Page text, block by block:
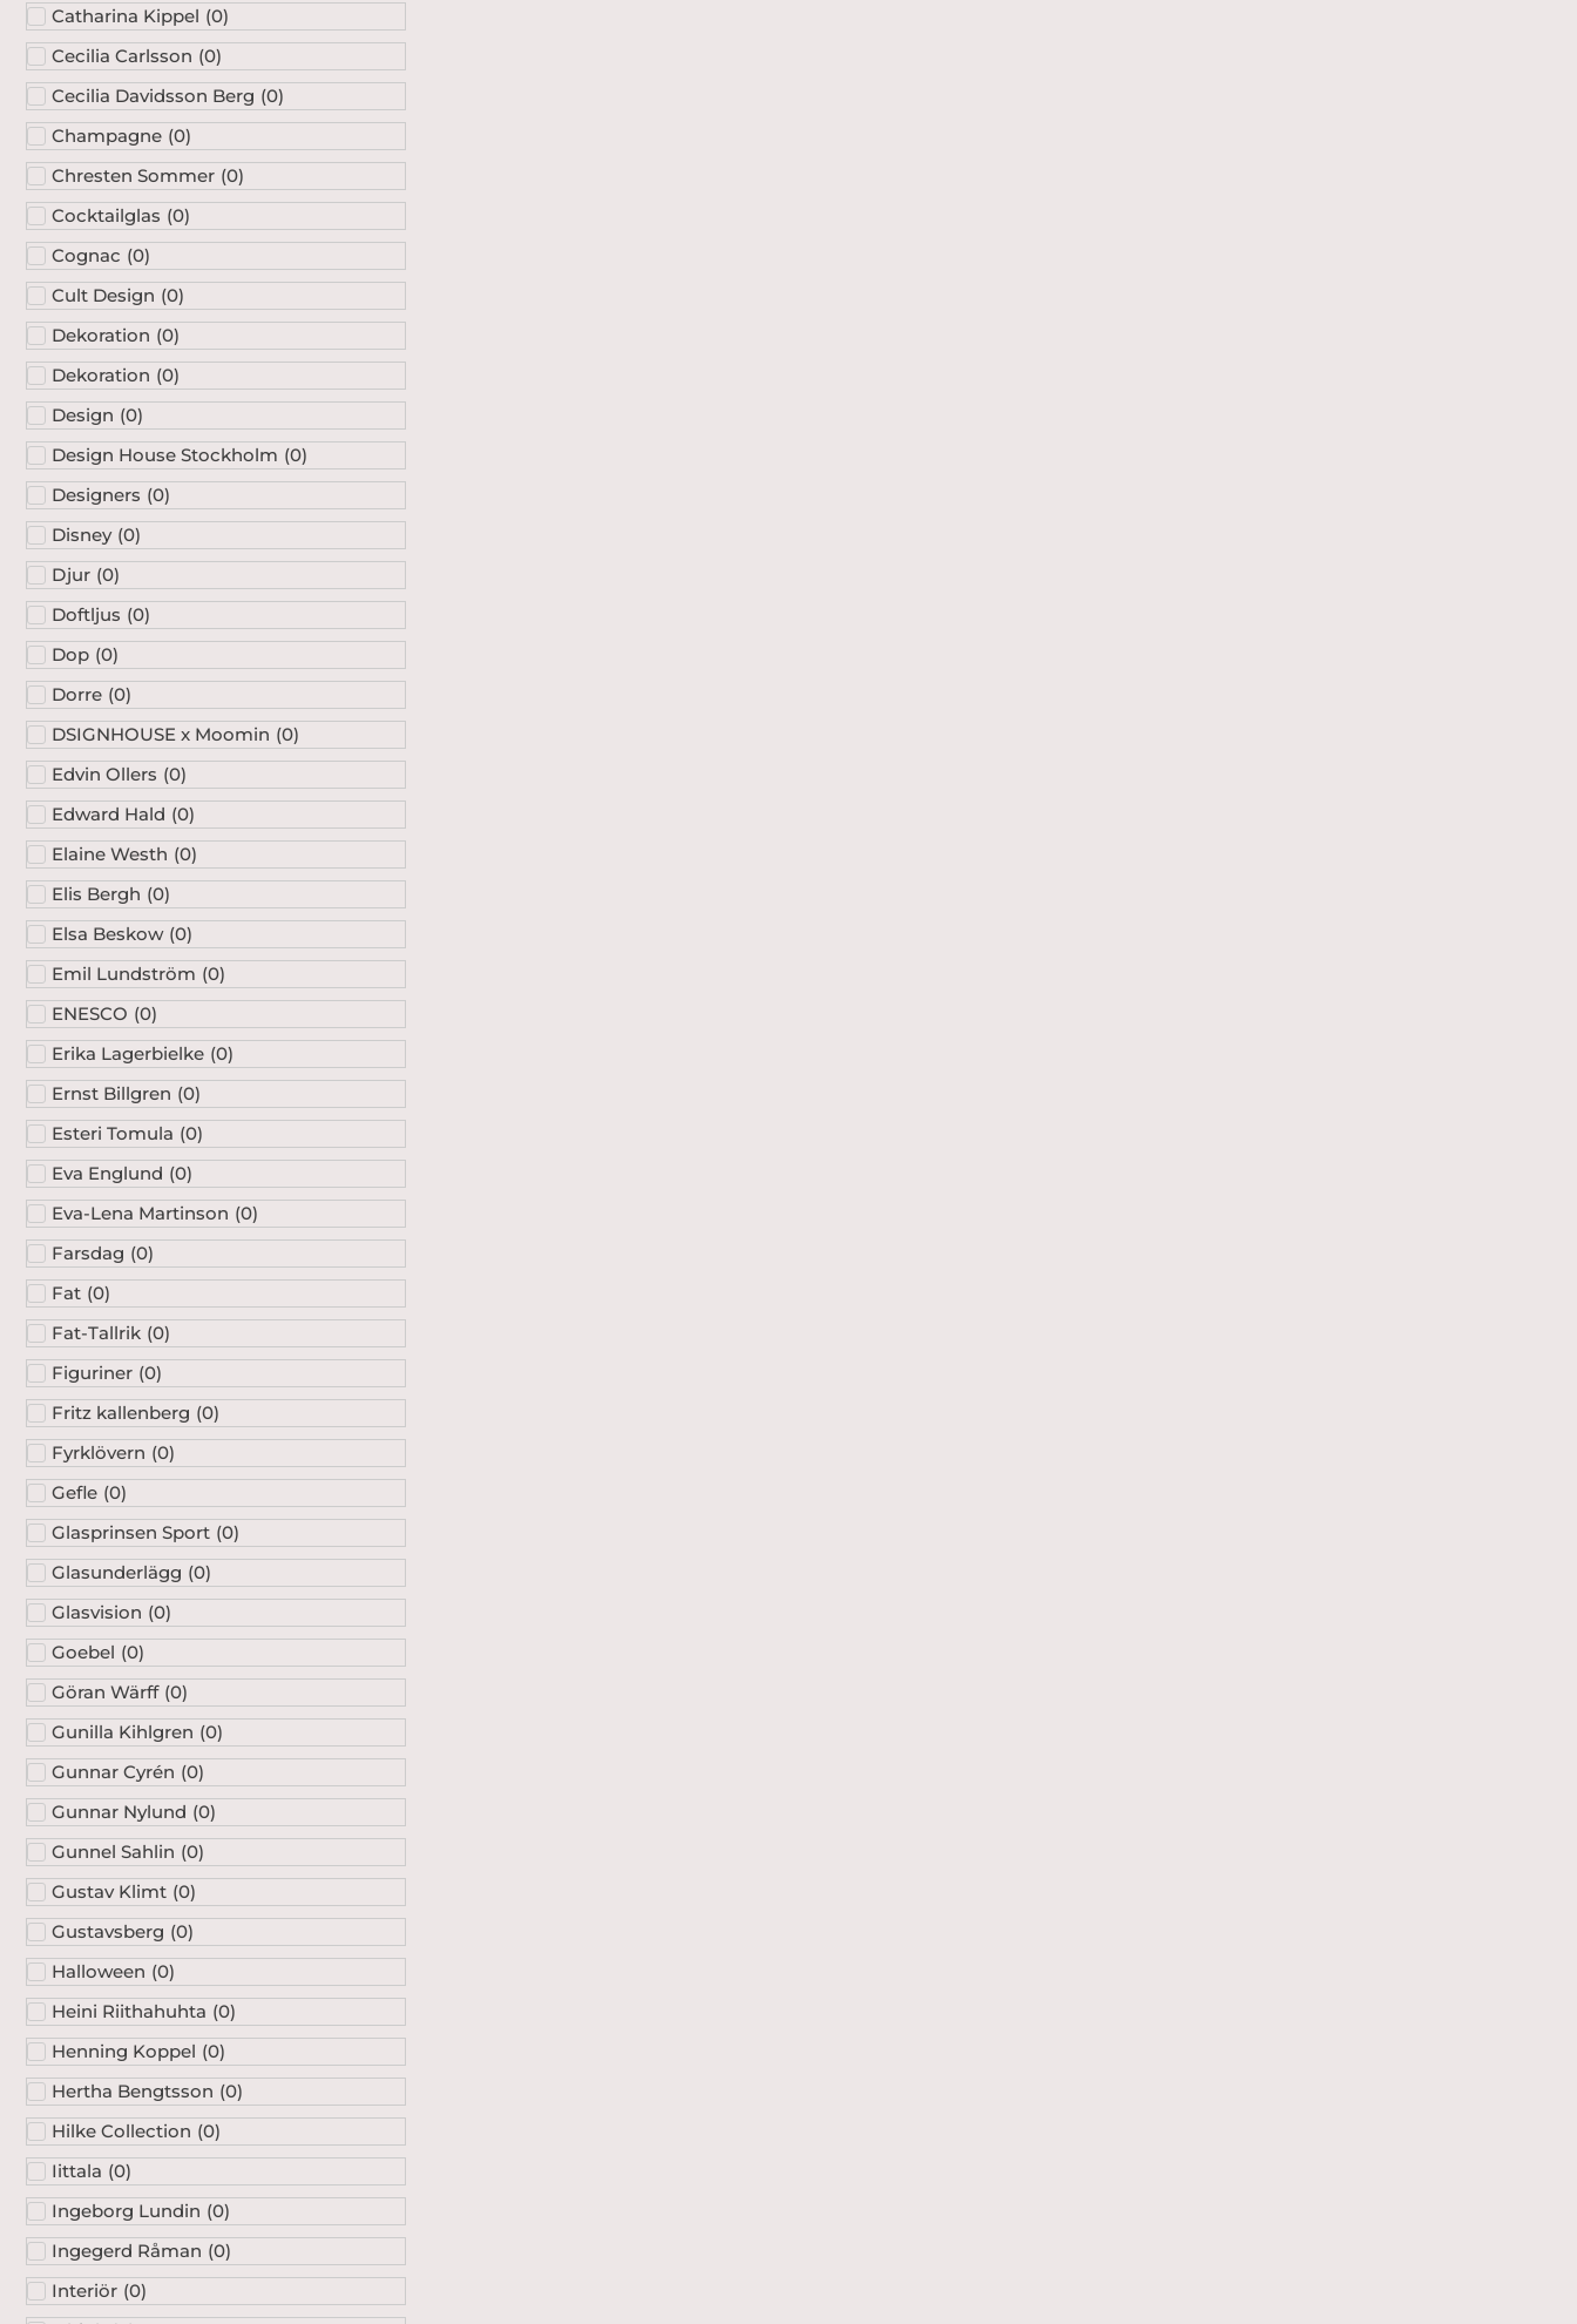
Catharina Kippel (0)
Cecilia Carlsson (0)
Cecilia Davidsson Berg (0)
Champagne (0)
Chresten Sommer (0)
Cocktailglas (0)
Cognac (0)
Cult Design (0)
Dekoration (0)
Dekoration (0)
Design (0)
Design House Stockholm (0)
Designers (0)
Disney (0)
Djur (0)
Doftljus (0)
Dop (0)
Dorre (0)
DSIGNHOUSE x Moomin (0)
Edvin Ollers (0)
Edward Hald (0)
Elaine Westh (0)
Elis Bergh (0)
Elsa Beskow (0)
Emil Lundström (0)
ENESCO (0)
Erika Lagerbielke (0)
Ernst Billgren (0)
Esteri Tomula (0)
Eva Englund (0)
Eva-Lena Martinson (0)
Farsdag (0)
Fat (0)
Fat-Tallrik (0)
Figuriner (0)
Fritz kallenberg (0)
Fyrklövern (0)
Gefle (0)
Glasprinsen Sport (0)
Glasunderlägg (0)
Glasvision (0)
Goebel (0)
Göran Wärff (0)
Gunilla Kihlgren (0)
Gunnar Cyrén (0)
Gunnar Nylund (0)
Gunnel Sahlin (0)
Gustav Klimt (0)
Gustavsberg (0)
Halloween (0)
Heini Riithahuhta (0)
Henning Koppel (0)
Hertha Bengtsson (0)
Hilke Collection (0)
Iittala (0)
Ingeborg Lundin (0)
Ingegerd Råman (0)
Interiör (0)